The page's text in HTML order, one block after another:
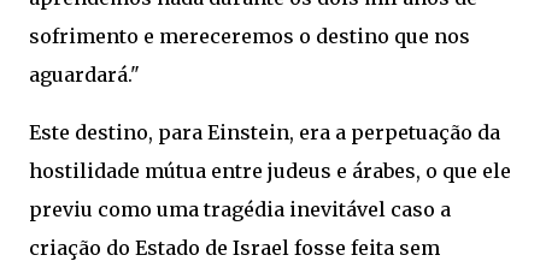
sofrimento e mereceremos o destino que nos
aguardará."
Este destino, para Einstein, era a perpetuação da
hostilidade mútua entre judeus e árabes, o que ele
previu como uma tragédia inevitável caso a
criação do Estado de Israel fosse feita sem